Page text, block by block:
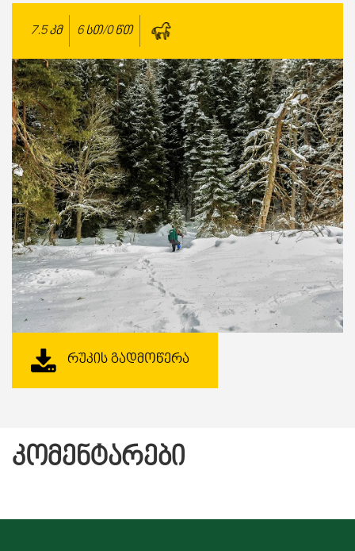
7.5 კმ 6 სთ/0 წთ
ᲠᲣᲙᲘᲡ ᲒᲐᲓᲛᲝᲬᲔᲠᲐ
ᲙᲝᲛᲔᲜᲢᲐᲠᲔᲑᲘ